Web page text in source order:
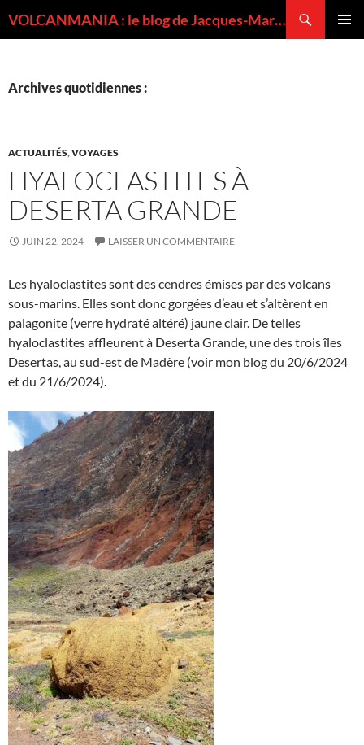
VOLCANMANIA : le blog de Jacques-Marie BARDINTZEFF, volcanologue
Archives quotidiennes :
ACTUALITÉS,VOYAGES
HYALOCLASTITES À
DESERTA GRANDE
JUIN 22, 2024 LAISSER UN COMMENTAIRE
Les hyaloclastites sont des cendres émises par des volcans
sous-marins. Elles sont donc gorgées d’eau et s’altèrent en
palagonite (verre hydraté altéré) jaune clair. De telles
hyaloclastites affleurent à Deserta Grande, une des trois îles
Desertas, au sud-est de Madère (voir mon blog du 20/6/2024
et du 21/6/2024).